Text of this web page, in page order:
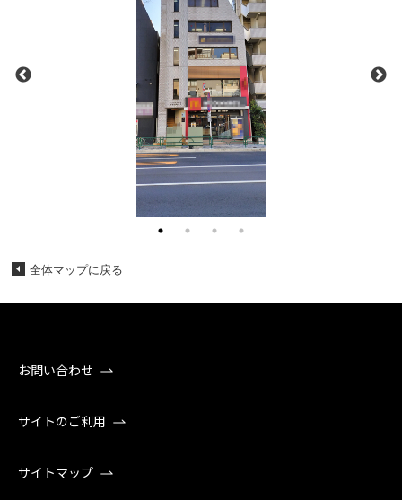
全体マップに戻る
お問い合わせ
サイトのご利用
サイトマップ